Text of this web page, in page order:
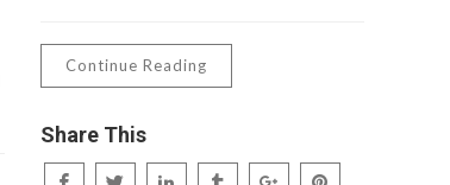
Continue Reading
Share This